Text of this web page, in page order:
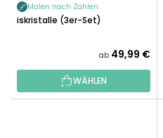
Malen nach Zahlen
Eiskristalle (3er-Set)
ab 49,99 €
WÄHLEN